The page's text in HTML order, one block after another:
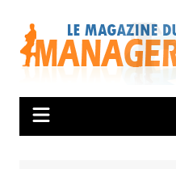
contenu